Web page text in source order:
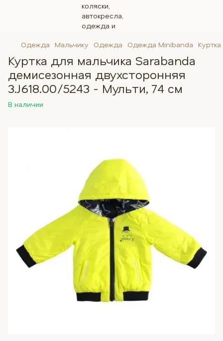
Одежда Мальчику Одежда Одежда Minibanda
Куртка для мальчика Sarabanda
демисезонная двухсторонняя
3.J618.00/5243 - Мульти, 74 см
В наличии